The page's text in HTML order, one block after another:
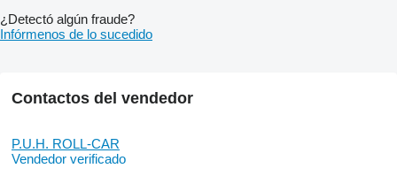
¿Detectó algún fraude?
Infórmenos de lo sucedido
Contactos del vendedor
P.U.H. ROLL-CAR
Vendedor verificado